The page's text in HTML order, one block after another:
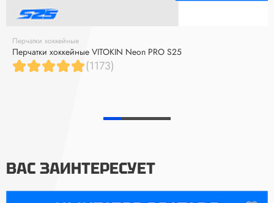
Перчатки хоккейные
Перчатки хоккейные VITOKIN Neon PRO S25
(1173)
ВАС ЗАИНТЕРЕСУЕТ